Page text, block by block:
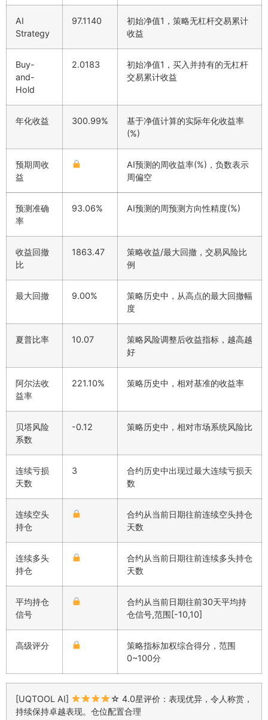
AI
Strategy
97.1140
初始净值1，策略无杠杆交易累计
收益
Buy-
and-
Hold
2.0183
初始净值1，买入并持有的无杠杆
交易累计收益
年化收益 300.99%
基于净值计算的实际年化收益率
(%)
预期周收
益
AI预测的周收益率(%)，负数表示
周偏空
预测准确
率
93.06% AI预测的周预测方向性精度(%)
收益回撤
比
1863.47
策略收益/最大回撤，交易风险比
例
最大回撤 9.00%
策略历史中，从高点的最大回撤幅
度
夏普比率 10.07
策略风险调整后收益指标，越高越
好
阿尔法收
益率
221.10% 策略历史中，相对基准的收益率
贝塔风险
系数
-0.12 策略历史中，相对市场系统风险比
连续亏损
天数
3
合约历史中出现过最大连续亏损天
数
连续空头
持仓
合约从当前日期往前连续空头持仓
天数
连续多头
持仓
合约从当前日期往前连续多头持仓
天数
平均持仓
信号
合约从当前日期往前30天平均持
仓信号,范围[-10,10]
高级评分
策略指标加权综合得分，范围
0~100分
[UQTOOL AI]
☆ 4.0星评价：表现优异，令人称赏，
持续保持卓越表现。仓位配置合理